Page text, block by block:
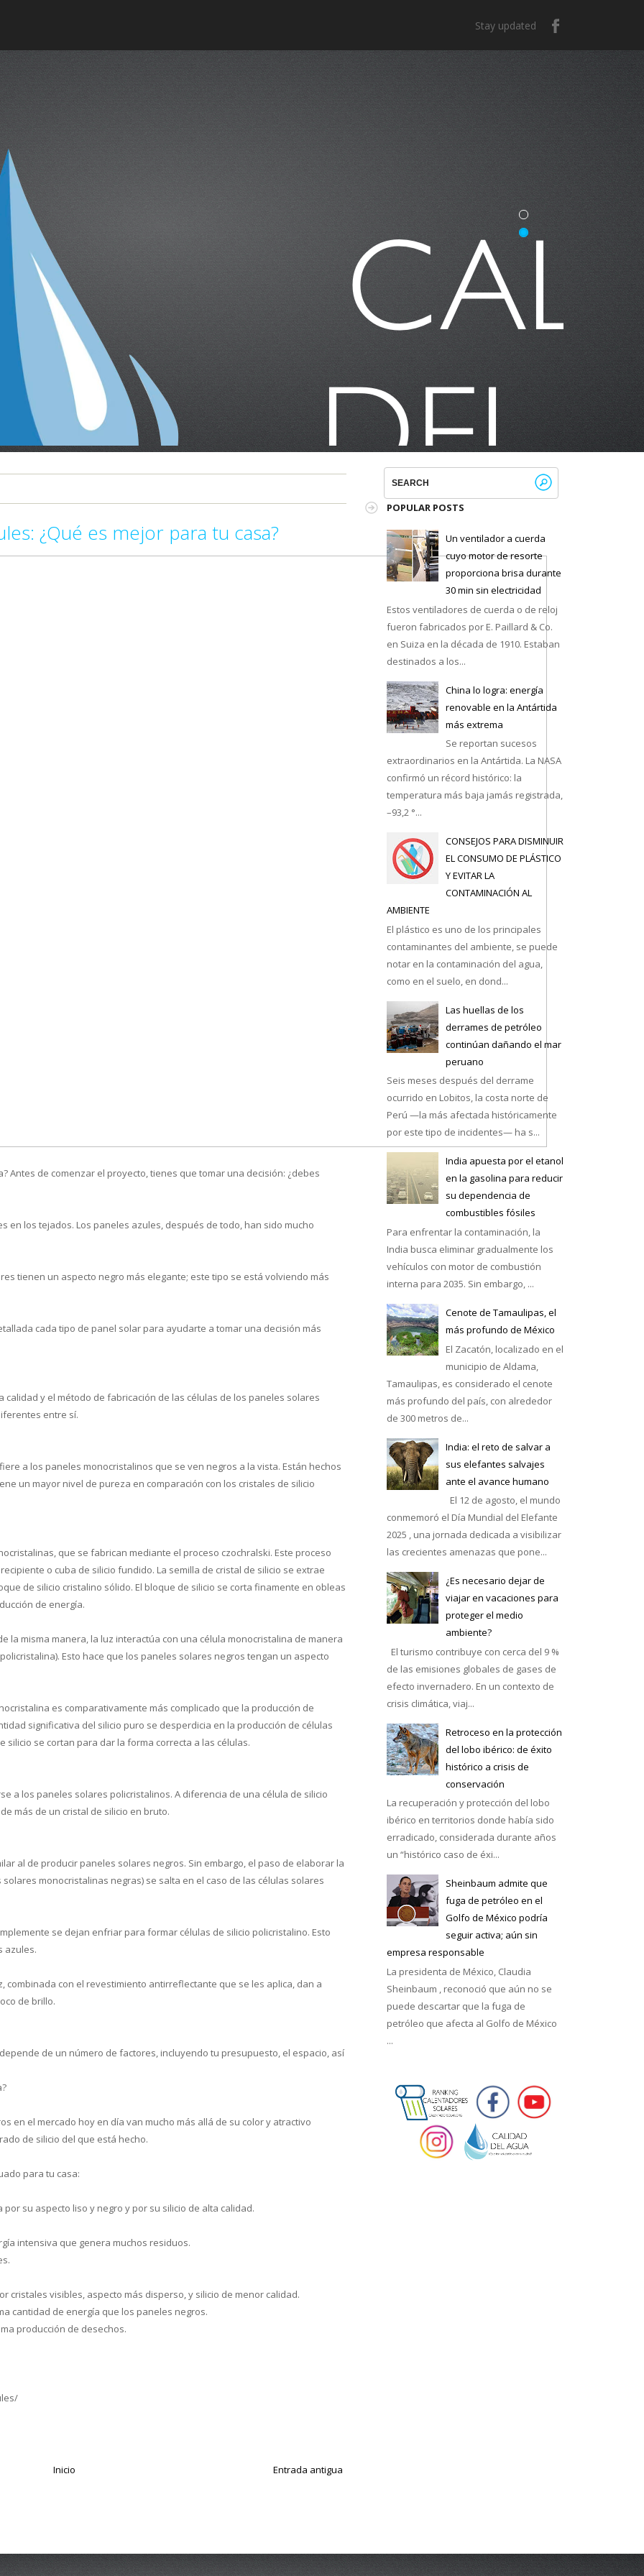
Stay updated
es el mejor calentador solar de México
es el mejor calentador solar de México
¿Qué es mejor para tu casa?
Antes de comenzar el proyecto, tienes que tomar una decisión: ¿debes
en los tejados. Los paneles azules, después de todo, han sido mucho
tienen un aspecto negro más elegante; este tipo se está volviendo más
cada tipo de panel solar para ayudarte a tomar una decisión más
y el método de fabricación de las células de los paneles solares
entre sí.
a los paneles monocristalinos que se ven negros a la vista. Están hechos
un mayor nivel de pureza en comparación con los cristales de silicio
que se fabrican mediante el proceso czochralski. Este proceso
o cuba de silicio fundido. La semilla de cristal de silicio se extrae
de silicio cristalino sólido. El bloque de silicio se corta finamente en obleas
de energía.
la misma manera, la luz interactúa con una célula monocristalina de manera
Esto hace que los paneles solares negros tengan un aspecto
es comparativamente más complicado que la producción de
significativa del silicio puro se desperdicia en la producción de células
se cortan para dar la forma correcta a las células.
a los paneles solares policristalinos. A diferencia de una célula de silicio
más de un cristal de silicio en bruto.
al de producir paneles solares negros. Sin embargo, el paso de elaborar la
monocristalinas negras) se salta en el caso de las células solares
se dejan enfriar para formar células de silicio policristalino. Esto
azules.
con el revestimiento antirreflectante que se les aplica, dan a
de brillo.
de un número de factores, incluyendo tu presupuesto, el espacio, así
en el mercado hoy en día van mucho más allá de su color y atractivo
de silicio del que está hecho.
para tu casa:
su aspecto liso y negro y por su silicio de alta calidad.
intensiva que genera muchos residuos.
cristales visibles, aspecto más disperso, y silicio de menor calidad.
cantidad de energía que los paneles negros.
producción de desechos.
Entrada antigua
Inicio
POPULAR POSTS
Un ventilador a cuerda
cuyo motor de resorte
proporciona brisa durante
30 min sin electricidad
Estos ventiladores de cuerda o de reloj
fueron fabricados por E. Paillard & Co.
en Suiza en la década de 1910. Estaban
destinados a los...
China lo logra: energía
renovable en la Antártida
más extrema
Se reportan sucesos
extraordinarios en la Antártida. La NASA
confirmó un récord histórico: la
temperatura más baja jamás registrada,
–93,2 °...
CONSEJOS PARA DISMINUIR
EL CONSUMO DE PLÁSTICO
Y EVITAR LA
CONTAMINACIÓN AL
AMBIENTE
El plástico es uno de los principales
contaminantes del ambiente, se puede
notar en la contaminación del agua,
como en el suelo, en dond...
Las huellas de los
derrames de petróleo
continúan dañando el mar
peruano
Seis meses después del derrame
ocurrido en Lobitos, la costa norte de
Perú —la más afectada históricamente
por este tipo de incidentes— ha s...
India apuesta por el etanol
en la gasolina para reducir
su dependencia de
combustibles fósiles
Para enfrentar la contaminación, la
India busca eliminar gradualmente los
vehículos con motor de combustión
interna para 2035. Sin embargo, ...
Cenote de Tamaulipas, el
más profundo de México
El Zacatón, localizado en el
municipio de Aldama,
Tamaulipas, es considerado el cenote
más profundo del país, con alrededor
de 300 metros de...
India: el reto de salvar a
sus elefantes salvajes
ante el avance humano
El 12 de agosto, el mundo
conmemoró el Día Mundial del Elefante
2025 , una jornada dedicada a visibilizar
las crecientes amenazas que pone...
¿Es necesario dejar de
viajar en vacaciones para
proteger el medio
ambiente?
El turismo contribuye con cerca del 9 %
de las emisiones globales de gases de
efecto invernadero. En un contexto de
crisis climática, viaj...
Retroceso en la protección
del lobo ibérico: de éxito
histórico a crisis de
conservación
La recuperación y protección del lobo
ibérico en territorios donde había sido
erradicado, considerada durante años
un “histórico caso de éxi...
Sheinbaum admite que
fuga de petróleo en el
Golfo de México podría
seguir activa; aún sin
empresa responsable
La presidenta de México, Claudia
Sheinbaum , reconoció que aún no se
puede descartar que la fuga de
petróleo que afecta al Golfo de México
...